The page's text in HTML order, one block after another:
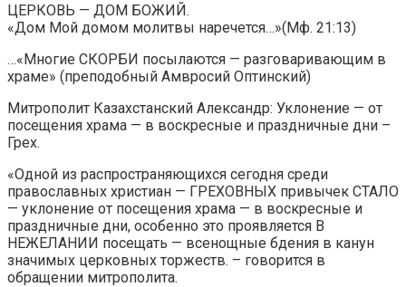
ЦЕРКОВЬ — ДОМ БОЖИЙ.
«Дом Мой домом молитвы наречется…»(Мф. 21:13)
…«Многие СКОРБИ посылаются — разговаривающим в
храме» (преподобный Амвросий Оптинский)
Митрополит Казахстанский Александр: Уклонение — от
посещения храма — в воскресные и праздничные дни –
Грех.
«Одной из распространяющихся сегодня среди
православных христиан — ГРЕХОВНЫХ привычек СТАЛО
— уклонение от посещения храма — в воскресные и
праздничные дни, особенно это проявляется В
НЕЖЕЛАНИИ посещать — всенощные бдения в канун
значимых церковных торжеств. – говорится в
обращении митрополита.